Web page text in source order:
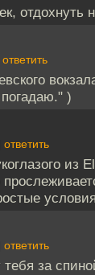
отдохнуть
ответить
погадаю." )
ответить
из
ответить
за